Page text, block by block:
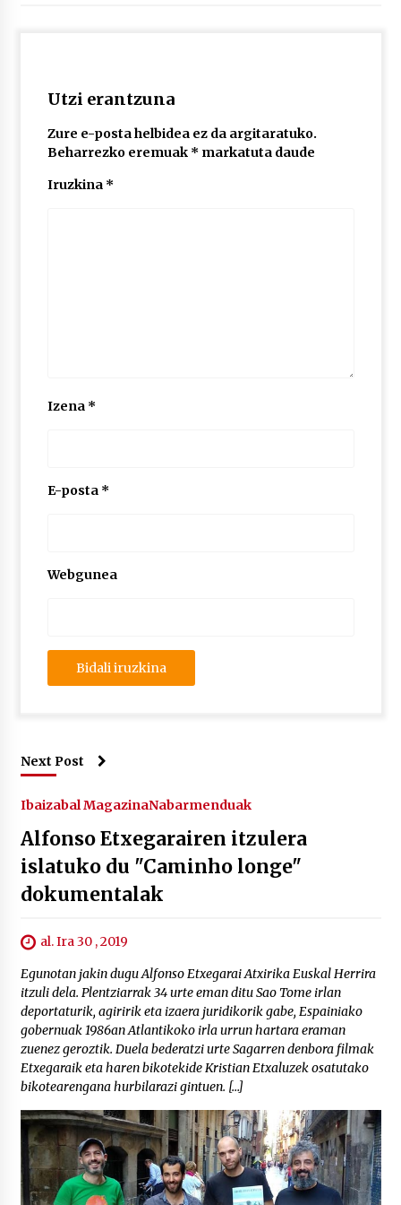
Utzi erantzuna
Zure e-posta helbidea ez da argitaratuko.
Beharrezko eremuak * markatuta daude
Iruzkina *
Izena *
E-posta *
Webgunea
Next Post
Ibaizabal MagazinaNabarmenduak
Alfonso Etxegarairen itzulera
islatuko du "Caminho longe"
dokumentalak
al. Ira 30 , 2019
Egunotan jakin dugu Alfonso Etxegarai Atxirika Euskal Herrira
itzuli dela. Plentziarrak 34 urte eman ditu Sao Tome irlan
deportaturik, agiririk eta izaera juridikorik gabe, Espainiako
gobernuak 1986an Atlantikoko irla urrun hartara eraman
zuenez geroztik. Duela bederatzi urte Sagarren denbora filmak
Etxegaraik eta haren bikotekide Kristian Etxaluzek osatutako
bikotearengana hurbilarazi gintuen. […]